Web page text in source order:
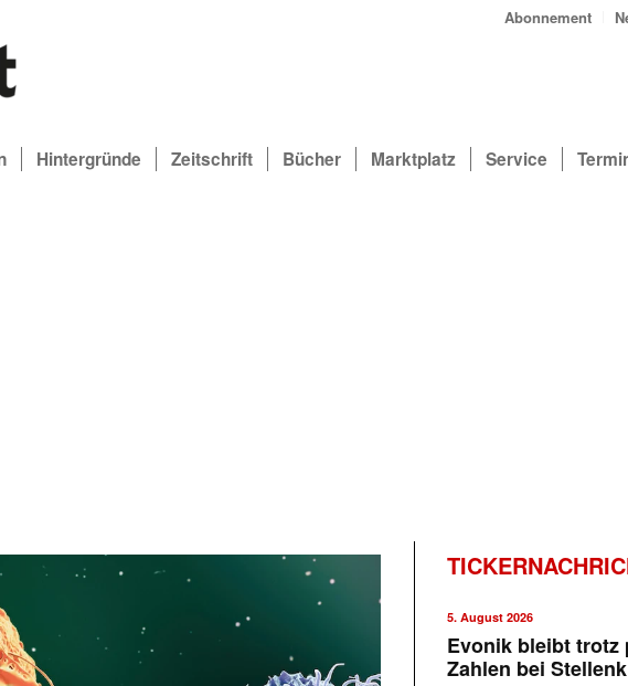
Abonnement
Hintergründe Zeitschrift Bücher Marktplatz Service
5. August 2026
Evonik bleibt trotz
Zahlen bei